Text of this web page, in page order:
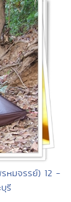
หมจรรย์) 12 -
รี